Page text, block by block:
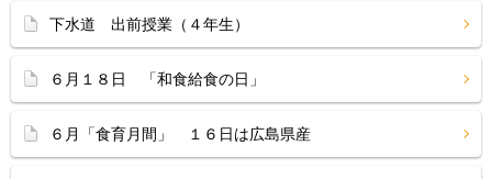
下水道 出前授業（４年生）
６月１８日 「和食給食の日」
６月「食育月間」 １６日は広島県産